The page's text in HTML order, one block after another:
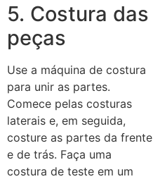
5. Costura das
peças
Use a máquina de costura
para unir as partes.
Comece pelas costuras
laterais e, em seguida,
costure as partes da frente
e de trás. Faça uma
costura de teste em um